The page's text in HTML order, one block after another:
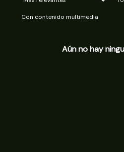
Con contenido multimedia
Aún no hay